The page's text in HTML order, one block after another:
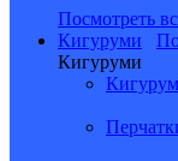
Посмотреть
Кигуруми
Кигуруми